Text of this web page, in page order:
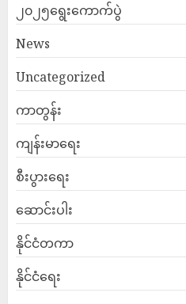
၂၀၂၅ရွေးကောက်ပွဲ
News
Uncategorized
ကာတွန်း
ကျန်းမာရေး
စီးပွားရေး
ဆောင်းပါး
နိုင်ငံတကာ
နိုင်ငံရေး